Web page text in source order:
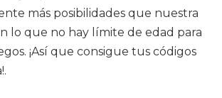
más posibilidades que nuestra
lo que no hay límite de edad para
¡Así que consigue tus códigos